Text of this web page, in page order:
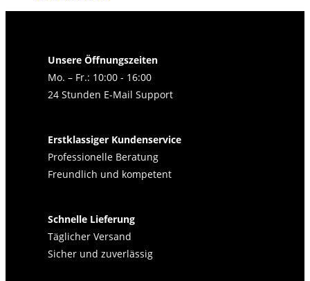
Unsere Öffnungszeiten
Mo. – Fr.: 10:00 - 16:00
24 Stunden E-Mail Support
Erstklassiger Kundenservice
Professionelle Beratung
Freundlich und kompetent
Schnelle Lieferung
Täglicher Versand
Sicher und zuverlässig